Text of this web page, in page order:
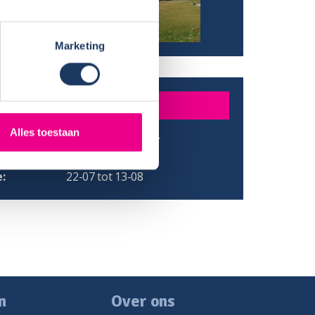
Marketing
Alles toestaan
Laurens Laterveer
22-07 tot 13-08
Over ons